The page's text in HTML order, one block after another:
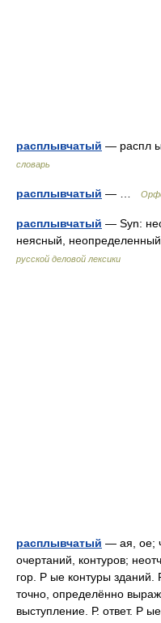
расплывчатый — распл
словарь
расплывчатый — …
расплывчатый — Syn:
неясный,
русской деловой лексики
расплывчатый — ая, ое;
очертаний, контуров;
гор. Р ые контуры
точно, определённо
выступление. Р. ответ. Р